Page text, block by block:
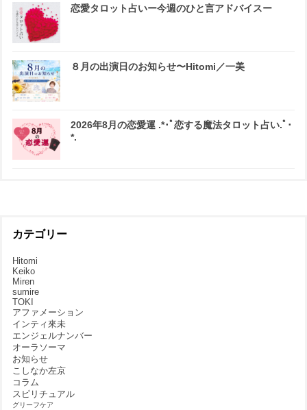
恋愛タロット占いー今週のひと言アドバイスー
８月の出演日のお知らせ〜Hitomi／一美
2026年8月の恋愛運 .*･ﾟ恋する魔法タロット占い.ﾟ･
*.
カテゴリー
Hitomi
Keiko
Miren
sumire
TOKI
アファメーション
インティ來未
エンジェルナンバー
オーラソーマ
お知らせ
こしなか左京
コラム
スピリチュアル
グリーフケア